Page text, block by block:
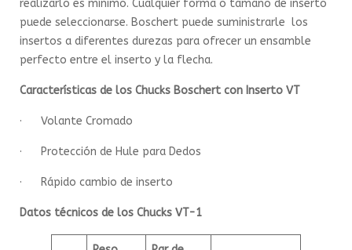
realizarlo es mínimo. Cualquier forma o tamaño de inserto
puede seleccionarse. Boschert puede suministrarle los
insertos a diferentes durezas para ofrecer un ensamble
perfecto entre el inserto y la flecha.
Características de los Chucks Boschert con Inserto VT
· Volante Cromado
· Protección de Hule para Dedos
· Rápido cambio de inserto
Datos técnicos de los Chucks VT-1